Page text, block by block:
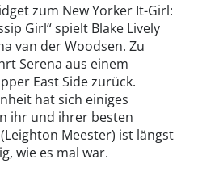
zum New Yorker It-Girl:
Girl“ spielt Blake Lively
van der Woodsen. Zu
Serena aus einem
East Side zurück.
hat sich einiges
ihr und ihrer besten
Meester) ist längst
wie es mal war.